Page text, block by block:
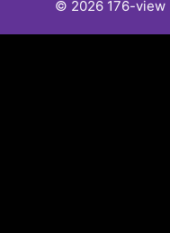
© 2026 176-view